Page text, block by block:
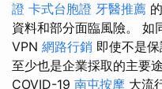
證 卡式台胞證 牙醫推薦
資料和部分面臨風險。 如
VPN 網路行銷 即使不是
至少也是企業採取的主要
COVID-19 南屯按摩 大流